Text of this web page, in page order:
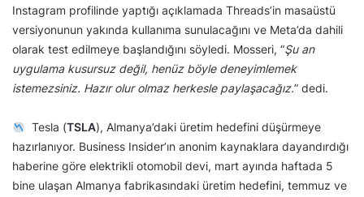
Instagram profilinde yaptığı açıklamada Threads’in masaüstü
versiyonunun yakında kullanıma sunulacağını ve Meta’da dahili
olarak test edilmeye başlandığını söyledi. Mosseri, “Şu an
uygulama kusursuz değil, henüz böyle deneyimlemek
istemezsiniz. Hazır olur olmaz herkesle paylaşacağız.” dedi.
Tesla (TSLA), Almanya’daki üretim hedefini düşürmeye
hazırlanıyor. Business Insider’ın anonim kaynaklara dayandırdığı
haberine göre elektrikli otomobil devi, mart ayında haftada 5
bine ulaşan Almanya fabrikasındaki üretim hedefini, temmuz ve